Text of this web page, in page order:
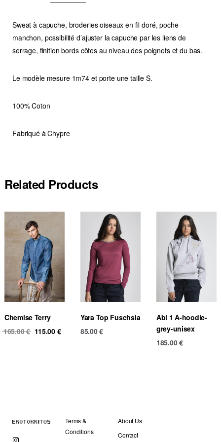
Sweat à capuche, broderies oiseaux en fil doré, poche
manchon, possibilité d’ajuster la capuche par les liens de
serrage, finition bords côtes au niveau des poignets et du bas.
Le modèle mesure 1m74 et porte une taille S.
100% Coton
Fabriqué à Chypre
Related Products
Chemise Terry
165.00€ Original
115.00 € Current
Yara Top Fuschsia
85.00€
Abi 1 A-hoodie-
grey-unisex
185.00€
Terms &
Conditions
About Us
Contact